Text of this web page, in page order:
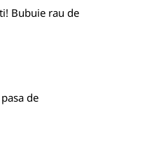
Bubuie rau de
de